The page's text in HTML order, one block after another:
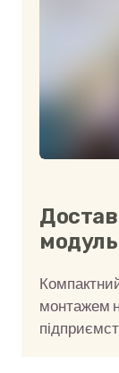
монтажем